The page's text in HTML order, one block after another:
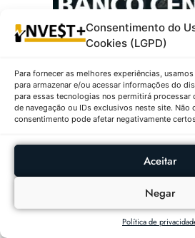
Consentimento do
Cookies (LGPD)
Para fornecer as melhores experiências,
para armazenar e/ou acessar informações do
para essas tecnologias nos permitirá
de navegação ou IDs exclusivos neste site. Não
consentimento pode afetar negativamente
Aceitar
Negar
Política de
Mais Populares:
Ações Com
06/08/2026
Fundos